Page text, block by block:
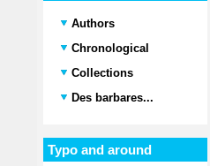
Authors
Chronological
Collections
Des barbares...
Typo and around